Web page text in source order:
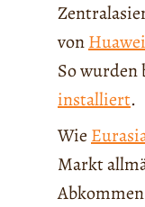
vonHuawei
So wurden
installiert.
Wie
Markt